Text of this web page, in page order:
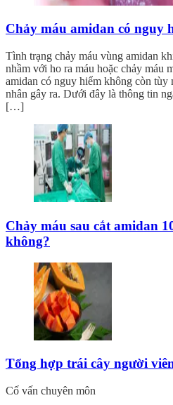
Chảy máu amidan có nguy
Tình trạng chảy máu vùng amidan
nhầm với ho ra máu hoặc chảy máu
amidan có nguy hiểm không còn tùy
nhân gây ra. Dưới đây là thông tin
[…]
Chảy máu sau cắt amidan
không?
Tổng hợp trái cây người
Cố vấn chuyên môn